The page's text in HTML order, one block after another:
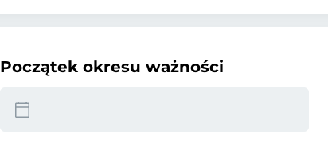
Początek okresu ważności